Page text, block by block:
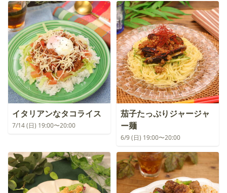
イタリアンなタコライス
7/14 (日) 19:00〜20:00
茄子たっぷりジャージャ
ー麺
6/9 (日) 19:00〜20:00